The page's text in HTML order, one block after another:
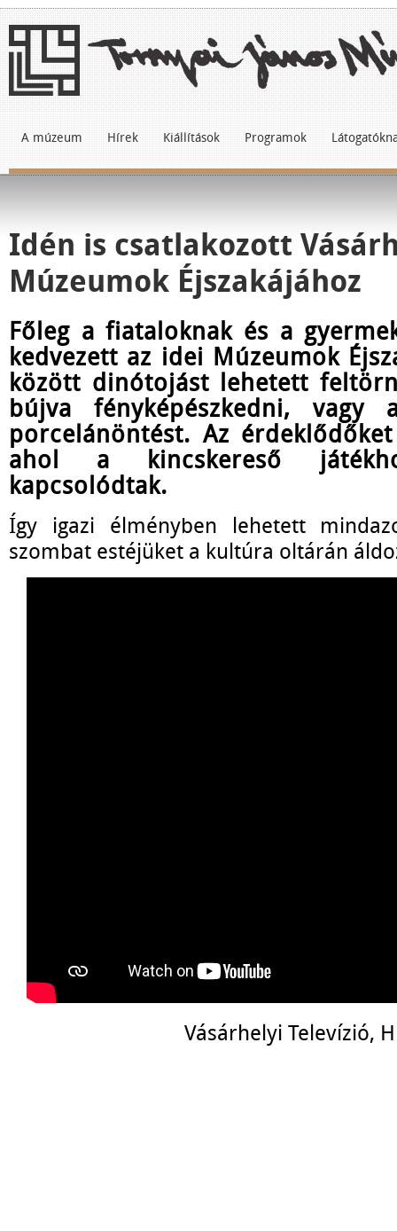
A múzeum Hírek Kiállítások Programok
Idén is csatlakozott
Múzeumok Éjszakájához
Főleg a fiataloknak és a
kedvezett az idei Múzeumok
között dinótojást lehetett
bújva fényképészkedni,
porcelánöntést. Az
ahol a kincskereső
kapcsolódtak.
Így igazi élményben lehetett
szombat estéjüket a kultúra oltárán
Vásárhelyi Televízió,